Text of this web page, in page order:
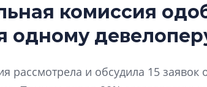
комиссия
одному
рассмотрела и обсудила 15 заявок